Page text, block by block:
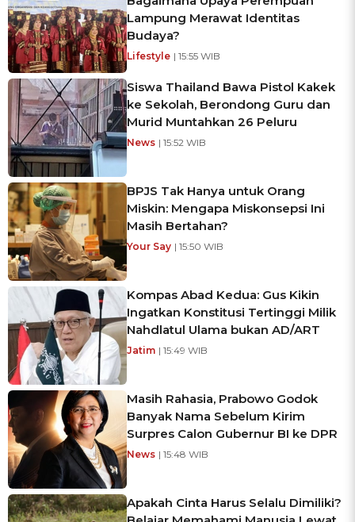
Lampung Merawat Identitas
Budaya?
Lifestyle | 15:55 WIB
Siswa Thailand Bawa Pistol Kakek
ke Sekolah, Berondong Guru dan
Murid Muntahkan 26 Peluru
News | 15:52 WIB
BPJS Tak Hanya untuk Orang
Miskin: Mengapa Miskonsepsi Ini
Masih Bertahan?
Your Say | 15:50 WIB
Kompas Abad Kedua: Gus Kikin
Ingatkan Konstitusi Tertinggi Milik
Nahdlatul Ulama bukan AD/ART
Jatim | 15:49 WIB
Masih Rahasia, Prabowo Godok
Banyak Nama Sebelum Kirim
Surpres Calon Gubernur BI ke DPR
News | 15:48 WIB
Apakah Cinta Harus Selalu Dimiliki?